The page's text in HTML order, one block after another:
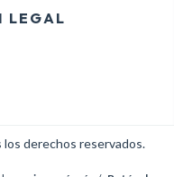
LEGAL
derechos reservados.